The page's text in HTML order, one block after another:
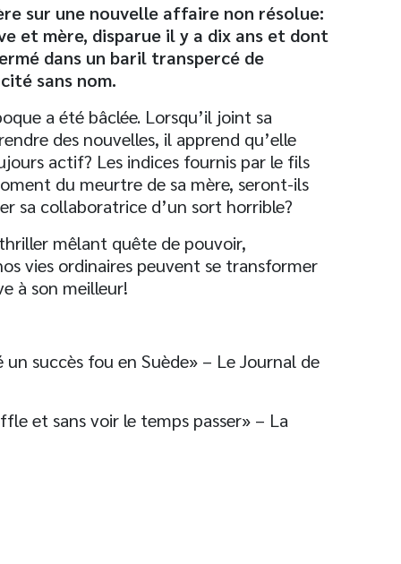
sur une nouvelle affaire non résolue:
et mère, disparue il y a dix ans et dont
dans un baril transpercé de
sans nom.
a été bâclée. Lorsqu’il joint sa
des nouvelles, il apprend qu’elle
actif? Les indices fournis par le fils
du meurtre de sa mère, seront-ils
sa collaboratrice d’un sort horrible?
mêlant quête de pouvoir,
vies ordinaires peuvent se transformer
à son meilleur!
succès fou en Suède» – Le Journal de
et sans voir le temps passer» – La